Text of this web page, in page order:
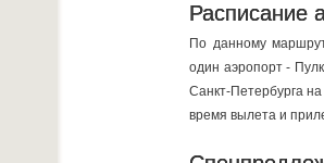
Расписание
По данному
один аэропорт -
Санкт-Петербурга
время вылета и